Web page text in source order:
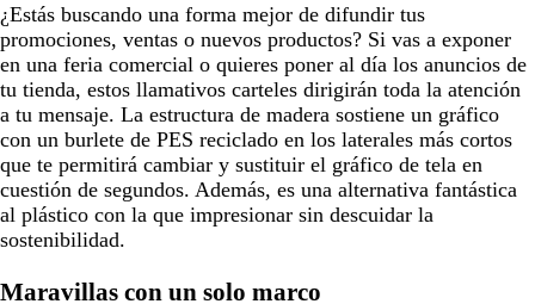
¿Estás buscando una forma mejor de difundir tus
promociones, ventas o nuevos productos? Si vas a exponer
en una feria comercial o quieres poner al día los anuncios de
tu tienda, estos llamativos carteles dirigirán toda la atención
a tu mensaje. La estructura de madera sostiene un gráfico
con un burlete de PES reciclado en los laterales más cortos
que te permitirá cambiar y sustituir el gráfico de tela en
cuestión de segundos. Además, es una alternativa fantástica
al plástico con la que impresionar sin descuidar la
sostenibilidad.
Maravillas con un solo marco